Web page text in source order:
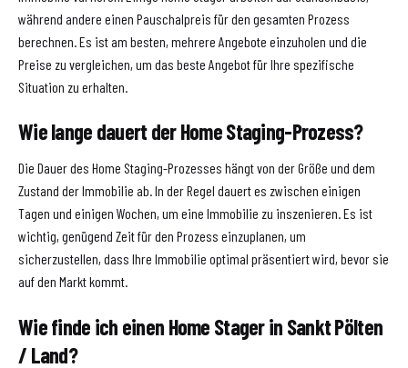
während andere einen Pauschalpreis für den gesamten Prozess
berechnen. Es ist am besten, mehrere Angebote einzuholen und die
Preise zu vergleichen, um das beste Angebot für Ihre spezifische
Situation zu erhalten.
Wie lange dauert der Home Staging-Prozess?
Die Dauer des Home Staging-Prozesses hängt von der Größe und dem
Zustand der Immobilie ab. In der Regel dauert es zwischen einigen
Tagen und einigen Wochen, um eine Immobilie zu inszenieren. Es ist
wichtig, genügend Zeit für den Prozess einzuplanen, um
sicherzustellen, dass Ihre Immobilie optimal präsentiert wird, bevor sie
auf den Markt kommt.
Wie finde ich einen Home Stager in Sankt Pölten
/ Land?